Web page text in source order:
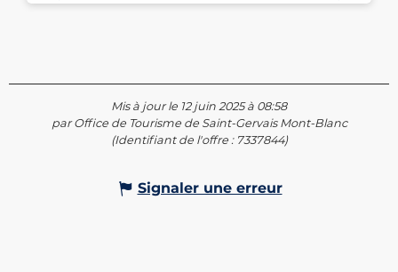
Mis à jour le 12 juin 2025 à 08:58
par Office de Tourisme de Saint-Gervais Mont-Blanc
(Identifiant de l'offre : 7337844)
Signaler une erreur